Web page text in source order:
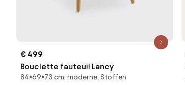
€ 499
Bouclette fauteuil Lancy
84×69×73 cm, moderne, Stoffen